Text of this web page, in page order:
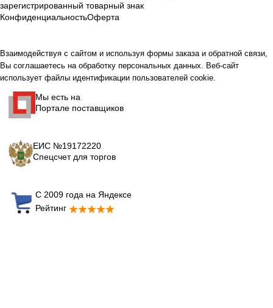
зарегистрированный товарный знак
КонфиденциальностьОферта
Взаимодействуя с сайтом и используя формы заказа и обратной связи,
Вы соглашаетесь на обработку персональных данных. Веб-сайт
использует файлы идентификации пользователей cookie.
Мы есть на
Портале поставщиков
ЕИС №19172220
Спецсчет для торгов
С 2009 года на Яндексе
Рейтинг